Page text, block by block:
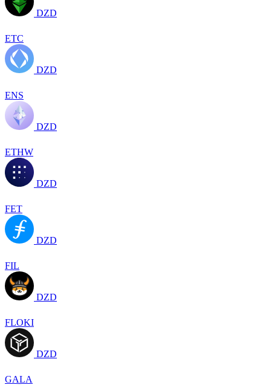
DZD
ETC
DZD
ENS
DZD
ETHW
DZD
FET
DZD
FIL
DZD
FLOKI
DZD
GALA